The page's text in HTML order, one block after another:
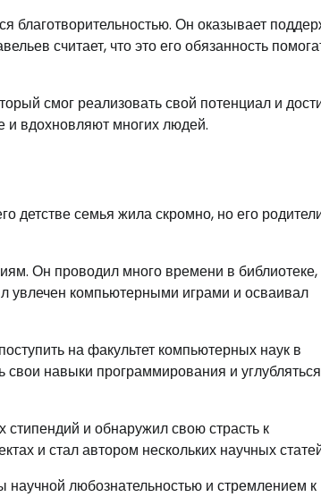
благотворительностью. Он оказывает
считает, что это его обязанность
смог реализовать свой потенциал и
и вдохновляют многих людей.
детстве семья жила скромно, но его
Он проводил много времени в библиотеке,
увлечен компьютерными играми и осваивал
на факультет компьютерных наук в
навыки программирования и
и обнаружил свою страсть к
и стал автором нескольких научных
любознательностью и стремлением к